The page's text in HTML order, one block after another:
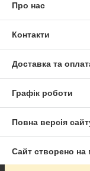
Про нас
Контакти
Доставка та
Графік роботи
Повна версія
Сайт створено на